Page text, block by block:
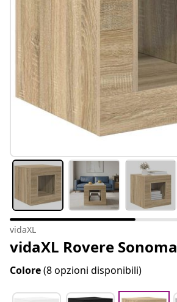
vidaXL
vidaXL Rovere Sonoma
Colore(8 opzioni disponibili)